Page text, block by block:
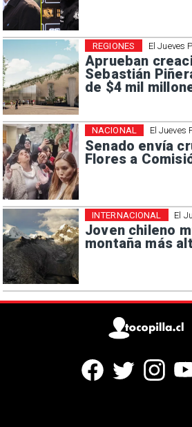
El Jueves
Aprueban
Sebastián
de $4 mil
REGIONES
El Jueves
Senado envía
Flores a
NACIONAL
El
Joven chileno
montaña más
INTERNACIONAL